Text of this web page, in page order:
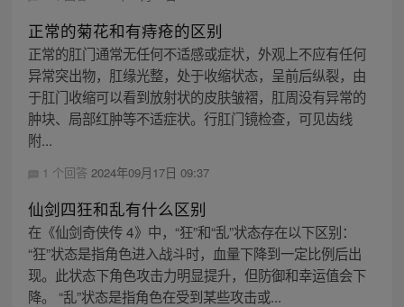
正常的菊花和有痔疮的区别
正常的肛门通常无任何不适感或症状，外观上不应有任何
异常突出物，肛缘光整，处于收缩状态，呈前后纵裂，由
于肛门收缩可以看到放射状的皮肤皱褶，肛周没有异常的
肿块、局部红肿等不适症状。行肛门镜检查，可见齿线
附...
1 个回答 2024年09月17日 09:37
仙剑四狂和乱有什么区别
在《仙剑奇侠传 4》中，“狂”和“乱”状态存在以下区别：
“狂”状态是指角色进入战斗时，血量下降到一定比例后出
现。此状态下角色攻击力明显提升，但防御和幸运值会下
降。 “乱”状态是指角色在受到某些攻击或...